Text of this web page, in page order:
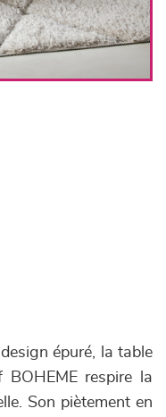
épuré, la table
BOHEME respire la
Son piètement en